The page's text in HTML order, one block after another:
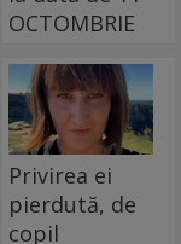
OCTOMBRIE
Privirea ei
pierdută, de
copil